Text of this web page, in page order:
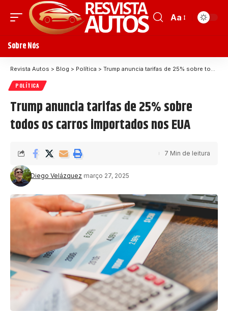
Aa
Sobre Nós
Revista Autos > Blog > Política > Trump anuncia tarifas de 25% sobre todos os carros importados nos EUA
POLÍTICA
Trump anuncia tarifas de 25% sobre
todos os carros importados nos EUA
Diego Velázquez março 27, 2025
7 Min de leitura